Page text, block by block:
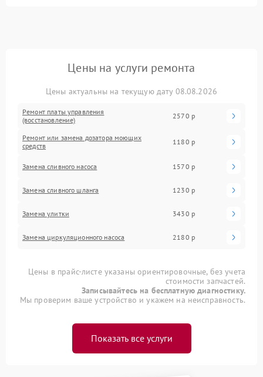
Цены на услуги ремонта
Цены актуальны на текущую дату 08.08.2026
Ремонт платы управления
(восстановление)
2570 р
Ремонт или замена дозатора моющих
средств
1180 р
Замена сливного насоса 1570 р
Замена сливного шланга 1230 р
Замена улитки 3430 р
Замена циркуляционного насоса 2180 р
Цены в прайс-листе указаны ориентировочные, без учета
стоимости запчастей.
Записывайтесь на бесплатную диагностику.
Мы проверим ваше устройство и укажем на неисправность.
Показать все услуги